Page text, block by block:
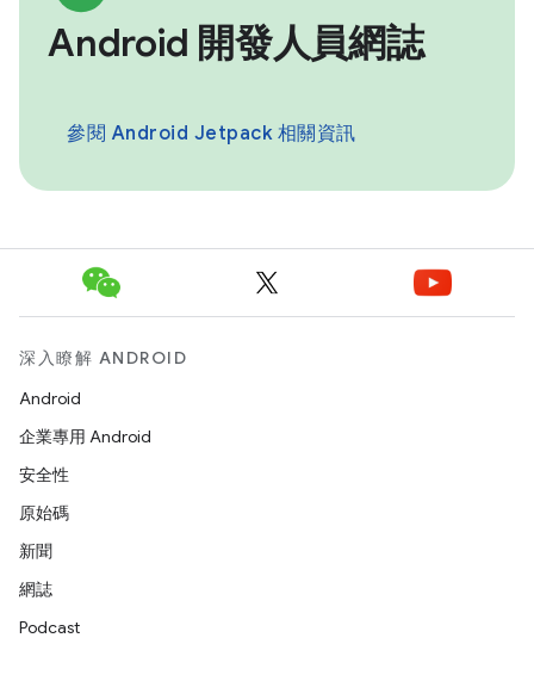
Android 開發人員網誌
參閱 Android Jetpack 相關資訊
深入瞭解 ANDROID
Android
企業專用 Android
安全性
原始碼
新聞
網誌
Podcast